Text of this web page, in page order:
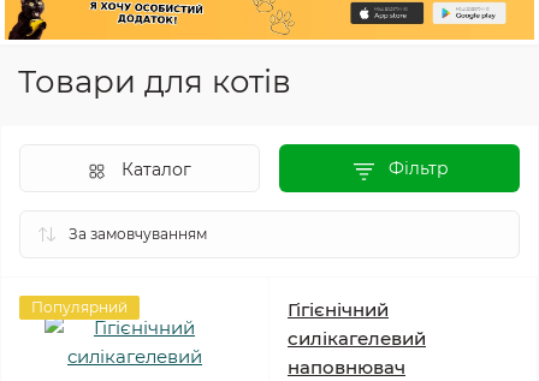
Товари для котів
Фільтр
Каталог
Популярний
Гігієнічний
силікагелевий
наповнювач